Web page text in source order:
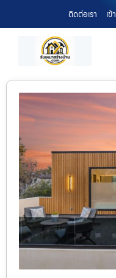
ติดต่อเรา เ